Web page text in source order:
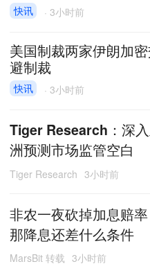
快讯 · 3小时前
美国制裁两家伊朗加
避制裁
快讯 · 3小时前
Tiger Research：深
洲预测市场监管空白
Tiger Research 3小时前
非农一夜砍掉加息赔率
那降息还差什么条件
MarsBit 转载 3小时前